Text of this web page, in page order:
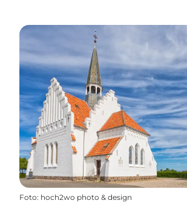
Foto: hoch2wo photo & design